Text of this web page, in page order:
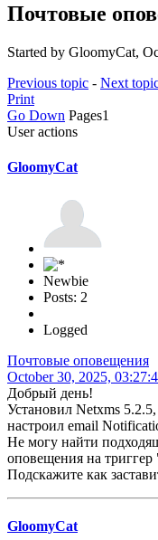
Почтовые
Started by GloomyCat,
Previous topic - Next
Print
Go Down Pages1
User actions
GloomyCat
Newbie
Posts: 2
Logged
Почтовые оповещения
October 30, 2025,
Добрый день!
Установил Netxms
настроил email
Не могу найти
оповещения на триггер
Подскажите как
GloomyCat